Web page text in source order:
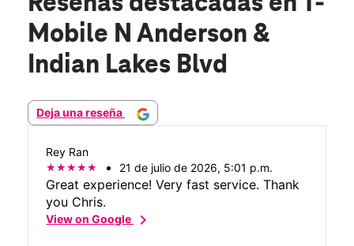
Mobile N Anderson &
Indian Lakes Blvd
Deja una reseña
Rey Ran
21 de julio de 2026, 5:01 p.m.
Great experience! Very fast service. Thank
you Chris.
View on Googlechevron_right